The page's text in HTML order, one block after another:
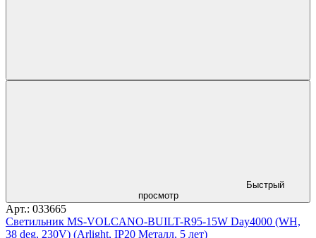
Быстрый
просмотр
Арт.: 033665
Светильник MS-VOLCANO-BUILT-R95-15W Day4000 (WH,
38 deg, 230V) (Arlight, IP20 Металл, 5 лет)